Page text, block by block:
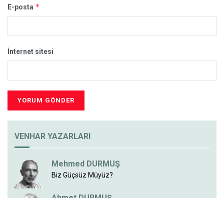
E-posta *
İnternet sitesi
VENHAR YAZARLARI
Mehmed DURMUŞ
Biz Güçsüz Müyüz?